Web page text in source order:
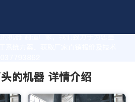
机器 制造厂家，我们致力于为您量
系统方案。获取厂家直销报价及技术
的机器 详情介绍